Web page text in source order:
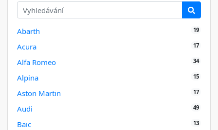
Abarth 19
Acura 17
Alfa Romeo 34
Alpina 15
Aston Martin 17
Audi 49
Baic 13